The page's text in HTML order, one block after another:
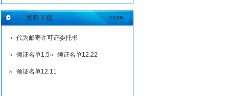
资料下载 more
代为邮寄许可证委托书
领证名单1.5 领证名单12.22
领证名单12.11